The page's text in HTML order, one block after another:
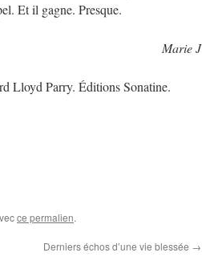
Et il gagne. Presque.
Marie J
Lloyd Parry. Éditions Sonatine.
ce permalien.
Derniers échos d’une vie blessée →